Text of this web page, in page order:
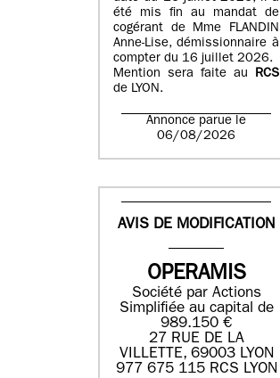
été mis fin au mandat de
cogérant de Mme FLANDIN
Anne-Lise, démissionnaire à
compter du 16 juillet 2026.
Mention sera faite au RCS
de LYON.
Annonce parue le
06/08/2026
AVIS DE MODIFICATION
OPERAMIS
Société par Actions
Simplifiée au capital de
989.150 €
27 RUE DE LA
VILLETTE, 69003 LYON
977 675 115 RCS LYON